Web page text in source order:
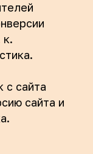
к.
с сайта
сайта и